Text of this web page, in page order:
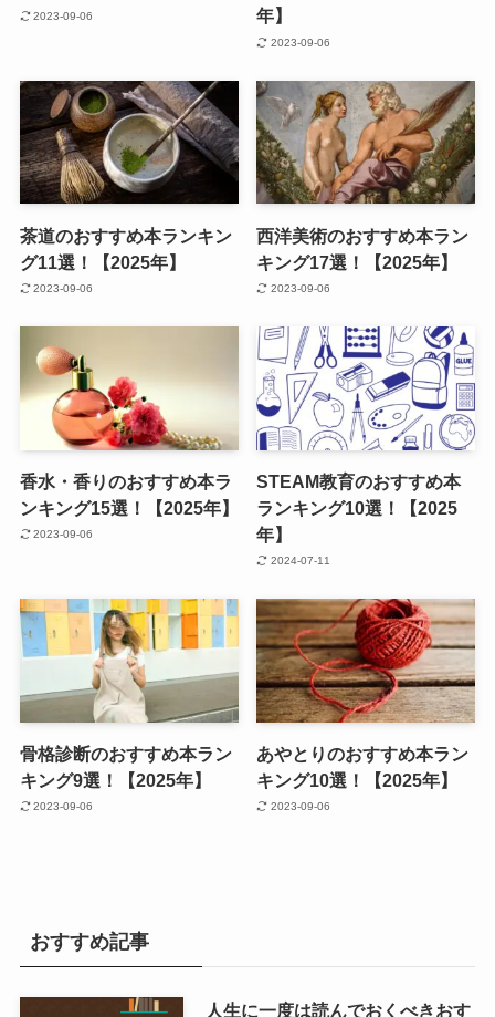
2023-09-06
年】
2023-09-06
茶道のおすすめ本ランキン
グ11選！【2025年】
2023-09-06
西洋美術のおすすめ本ラン
キング17選！【2025年】
2023-09-06
香水・香りのおすすめ本ラ
ンキング15選！【2025年】
2023-09-06
STEAM教育のおすすめ本
ランキング10選！【2025
年】
2024-07-11
骨格診断のおすすめ本ラン
キング9選！【2025年】
2023-09-06
あやとりのおすすめ本ラン
キング10選！【2025年】
2023-09-06
おすすめ記事
人生に一度は読んでおくべきおす